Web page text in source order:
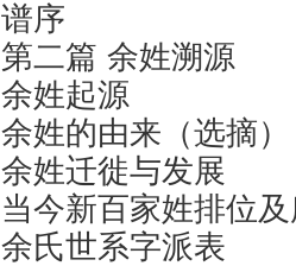
谱序
第二篇 余姓溯源
余姓起源
余姓的由来（选摘）
余姓迁徙与发展
当今新百家姓排位
余氏世系字派表